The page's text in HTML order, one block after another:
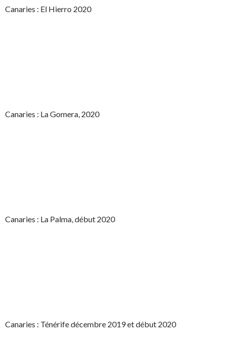
Canaries : El Hierro 2020
Canaries : La Gomera, 2020
Canaries : La Palma, début 2020
Canaries : Ténérife décembre 2019 et début 2020